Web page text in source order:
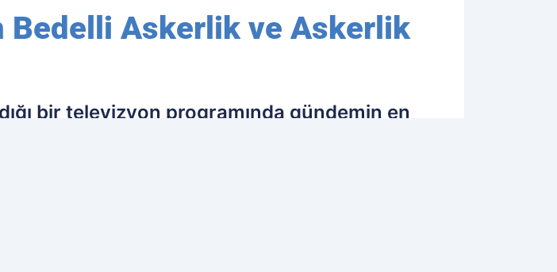
Bedelli Askerlik ve Askerlik
bir televizyon programında gündemin en